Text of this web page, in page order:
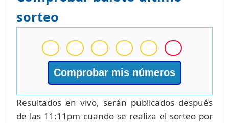
sorteo
Comprobar mis números
Resultados en vivo, serán publicados después
de las 11:11pm cuando se realiza el sorteo por